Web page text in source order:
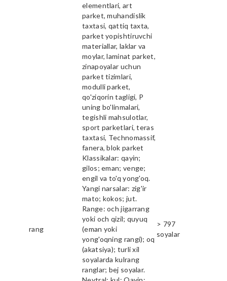
elementlari, art
parket, muhandislik
taxtasi, qattiq taxta,
parket yopishtiruvchi
materiallar, laklar va
moylar, laminat parket,
zinapoyalar uchun
parket tizimlari,
modulli parket,
qo'ziqorin tagligi, P
uning bo'linmalari,
tegishli mahsulotlar,
sport parketlari, teras
taxtasi, Technomassif,
fanera, blok parket
rang
Klassikalar: qayin;
gilos; eman; venge;
engil va to'q yong'oq.
Yangi narsalar: zig'ir
mato; kokos; jut.
Range: och jigarrang
yoki och qizil; quyuq
(eman yoki
yong'oqning rangi); oq
(akatsiya); turli xil
soyalarda kulrang
ranglar; bej soyalar.
> 797
soyalar